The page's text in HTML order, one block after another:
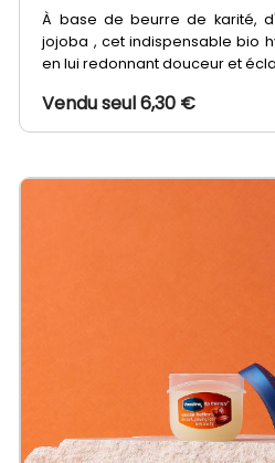
À base de beurre de karité,
jojoba , cet indispensable bio
en lui redonnant douceur et
Vendu seul 6,30 €